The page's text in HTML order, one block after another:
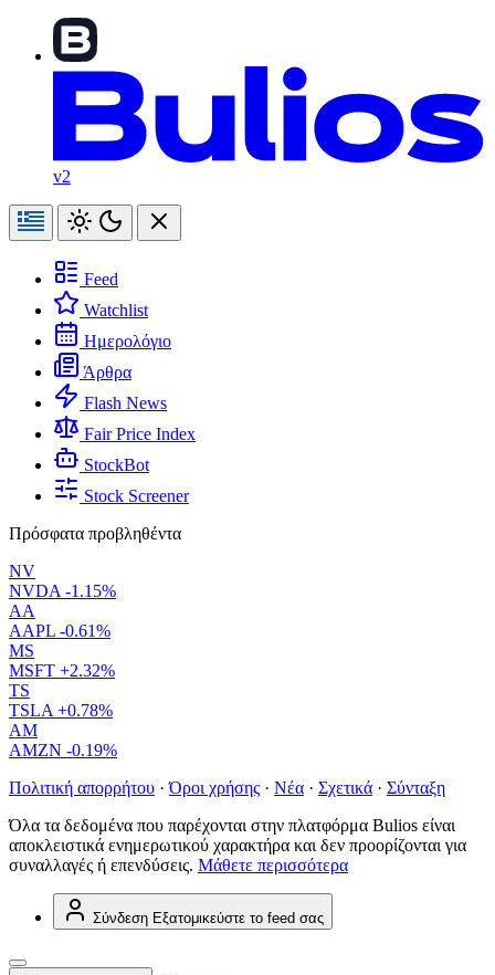
v2
Feed
Watchlist
Ημερολόγιο
Άρθρα
Flash News
Fair Price Index
StockBot
Stock Screener
Πρόσφατα προβληθέντα
NV
NVDA -1.15%
AA
AAPL -0.61%
MS
MSFT +2.32%
TS
TSLA +0.78%
AM
AMZN -0.19%
Πολιτική απορρήτου · Όροι χρήσης · Νέα · Σχετικά · Σύνταξη
Όλα τα δεδομένα που παρέχονται στην πλατφόρμα Bulios είναι
αποκλειστικά ενημερωτικού χαρακτήρα και δεν προορίζονται για
συναλλαγές ή επενδύσεις. Μάθετε περισσότερα
Σύνδεση Εξατομικεύστε το feed σας